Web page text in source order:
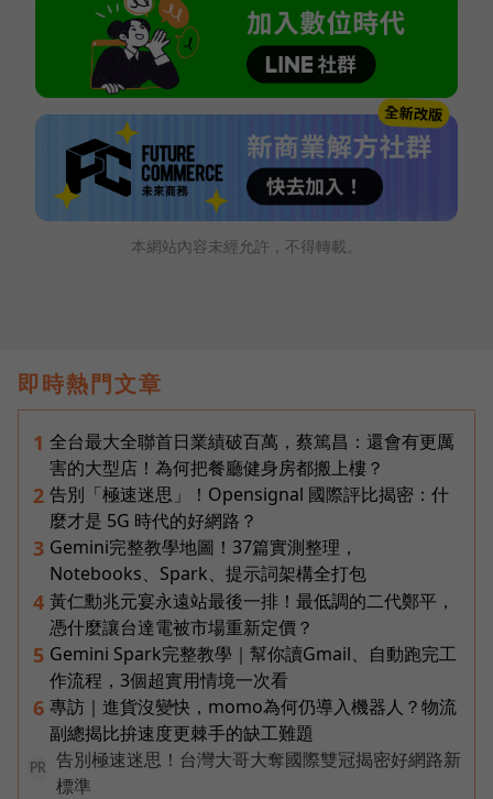
本網站內容未經允許，不得轉載。
即時熱門文章
1 全台最大全聯首日業績破百萬，蔡篤昌：還會有更厲
害的大型店！為何把餐廳健身房都搬上樓？
2 告別「極速迷思」！Opensignal 國際評比揭密：什
麼才是 5G 時代的好網路？
3 Gemini完整教學地圖！37篇實測整理，
Notebooks、Spark、提示詞架構全打包
4 黃仁勳兆元宴永遠站最後一排！最低調的二代鄭平，
憑什麼讓台達電被市場重新定價？
5 Gemini Spark完整教學｜幫你讀Gmail、自動跑完工
作流程，3個超實用情境一次看
6 專訪｜進貨沒變快，momo為何仍導入機器人？物流
副總揭比拚速度更棘手的缺工難題
PR
告別極速迷思！台灣大哥大奪國際雙冠揭密好網路新
標準